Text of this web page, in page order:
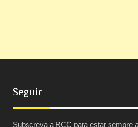
Seguir
Subscreva a RCC para estar sempre